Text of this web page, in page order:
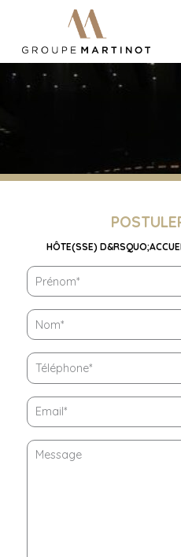
HÔTE(SSE)